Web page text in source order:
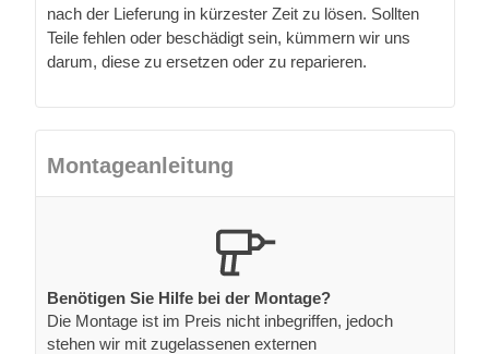
nach der Lieferung in kürzester Zeit zu lösen. Sollten
Teile fehlen oder beschädigt sein, kümmern wir uns
darum, diese zu ersetzen oder zu reparieren.
Montageanleitung
Benötigen Sie Hilfe bei der Montage?
Die Montage ist im Preis nicht inbegriffen, jedoch
stehen wir mit zugelassenen externen